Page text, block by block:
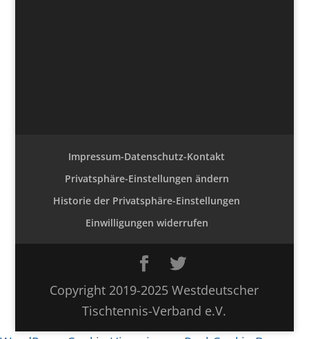
Impressum-Datenschutz-Kontakt
Privatsphäre-Einstellungen ändern
Historie der Privatsphäre-Einstellungen
Einwilligungen widerrufen
Copyright 2019-2025 Westdeutscher
Tischtennis-Verband e.V.